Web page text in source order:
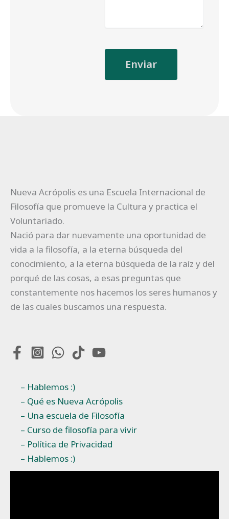
Nueva Acrópolis es una Escuela Internacional de
Filosofía que promueve la Cultura y practica el
Voluntariado.
Nació para dar nuevamente una oportunidad de
vida a la filosofía, a la eterna búsqueda del
conocimiento, a la eterna búsqueda de la raíz y del
porqué de las cosas, a esas preguntas que
constantemente nos hacemos los seres humanos y
de las cuales buscamos una respuesta.
– Hablemos :)
– Qué es Nueva Acrópolis
– Una escuela de Filosofía
– Curso de filosofía para vivir
– Política de Privacidad
– Hablemos :)